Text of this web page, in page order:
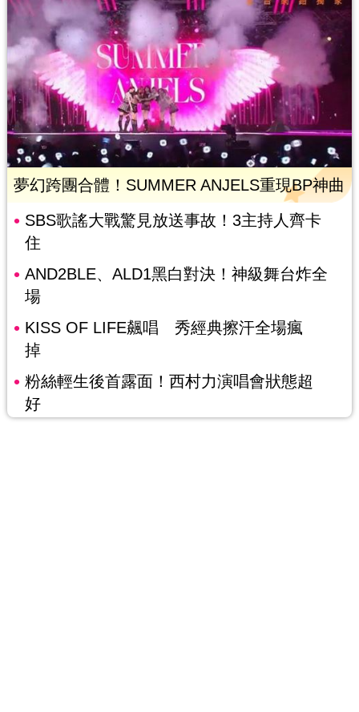
夢幻跨團合體！SUMMER ANJELS重現BP神曲
SBS歌謠大戰驚見放送事故！3主持人齊卡
住
AND2BLE、ALD1黑白對決！神級舞台炸全
場
KISS OF LIFE飆唱 秀經典擦汗全場瘋
掉
粉絲輕生後首露面！西村力演唱會狀態超
好